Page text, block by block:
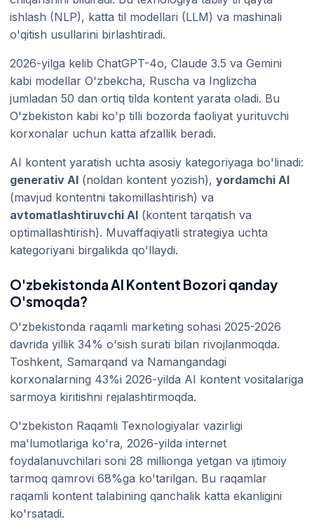
ishlash (NLP), katta til modellari (LLM) va mashinali
o'qitish usullarini birlashtiradi.
2026-yilga kelib ChatGPT-4o, Claude 3.5 va Gemini
kabi modellar O'zbekcha, Ruscha va Inglizcha
jumladan 50 dan ortiq tilda kontent yarata oladi. Bu
O'zbekiston kabi ko'p tilli bozorda faoliyat yurituvchi
korxonalar uchun katta afzallik beradi.
AI kontent yaratish uchta asosiy kategoriyaga bo'linadi:
generativ AI (noldan kontent yozish), yordamchi AI
(mavjud kontentni takomillashtirish) va
avtomatlashtiruvchi AI (kontent tarqatish va
optimallashtirish). Muvaffaqiyatli strategiya uchta
kategoriyani birgalikda qo'llaydi.
O'zbekistonda AI Kontent Bozori qanday
O'smoqda?
O'zbekistonda raqamli marketing sohasi 2025-2026
davrida yillik 34% o'sish surati bilan rivojlanmoqda.
Toshkent, Samarqand va Namangandagi
korxonalarning 43%i 2026-yilda AI kontent vositalariga
sarmoya kiritishni rejalashtirmoqda.
O'zbekiston Raqamli Texnologiyalar vazirligi
ma'lumotlariga ko'ra, 2026-yilda internet
foydalanuvchilari soni 28 millionga yetgan va ijtimoiy
tarmoq qamrovi 68%ga ko'tarilgan. Bu raqamlar
raqamli kontent talabining qanchalik katta ekanligini
ko'rsatadi.